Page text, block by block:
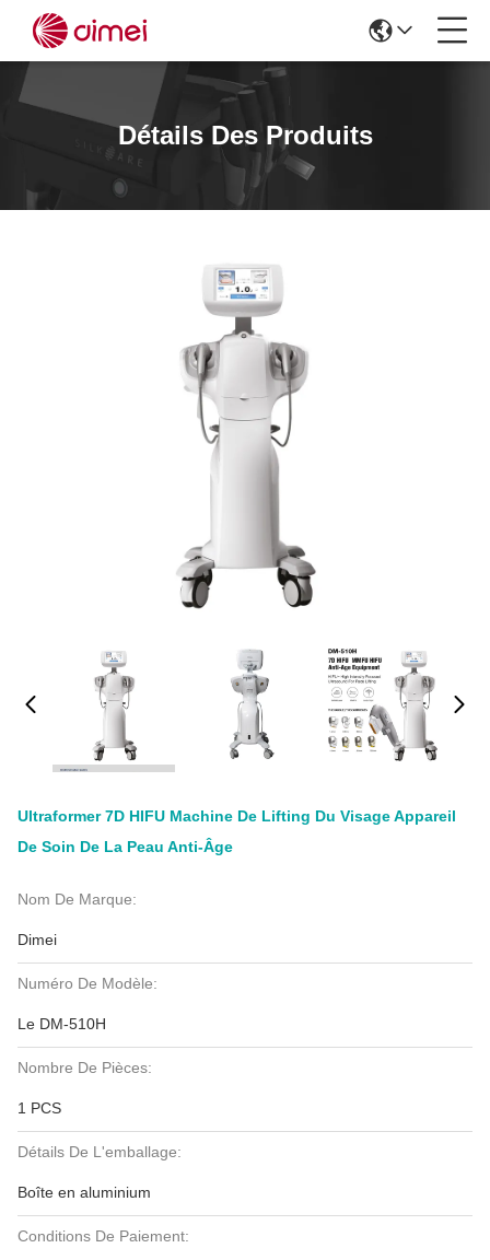
Détails Des Produits
Ultraformer 7D HIFU Machine De Lifting Du Visage Appareil
De Soin De La Peau Anti-Âge
Nom De Marque:
Dimei
Numéro De Modèle:
Le DM-510H
Nombre De Pièces:
1 PCS
Détails De L'emballage:
Boîte en aluminium
Conditions De Paiement: